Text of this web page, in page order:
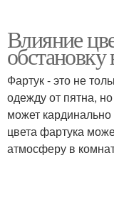
Влияние
обстановку
Фартук - это не
одежду от пятна,
может
цвета фартука
атмосферу в